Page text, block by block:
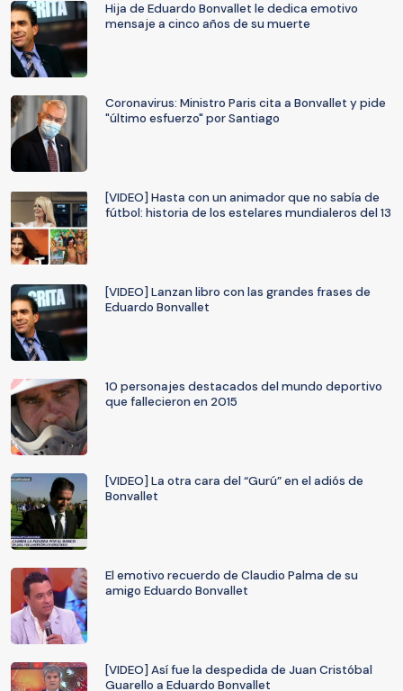
Hija de Eduardo Bonvallet le dedica emotivo
mensaje a cinco años de su muerte
Coronavirus: Ministro Paris cita a Bonvallet y pide
"último esfuerzo" por Santiago
[VIDEO] Hasta con un animador que no sabía de
fútbol: historia de los estelares mundialeros del 13
[VIDEO] Lanzan libro con las grandes frases de
Eduardo Bonvallet
10 personajes destacados del mundo deportivo
que fallecieron en 2015
[VIDEO] La otra cara del “Gurú” en el adiós de
Bonvallet
El emotivo recuerdo de Claudio Palma de su
amigo Eduardo Bonvallet
[VIDEO] Así fue la despedida de Juan Cristóbal
Guarello a Eduardo Bonvallet